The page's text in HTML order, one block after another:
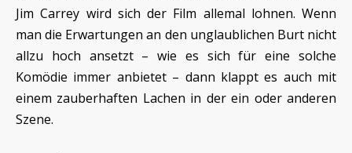
Jim Carrey wird sich der Film allemal lohnen. Wenn
man die Erwartungen an den unglaublichen Burt nicht
allzu hoch ansetzt – wie es sich für eine solche
Komödie immer anbietet – dann klappt es auch mit
einem zauberhaften Lachen in der ein oder anderen
Szene.